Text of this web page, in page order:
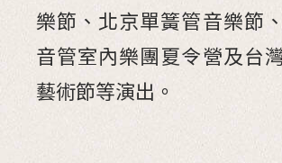
樂節、北京單簧管音樂節
音管室內樂團夏令營及台
藝術節等演出。